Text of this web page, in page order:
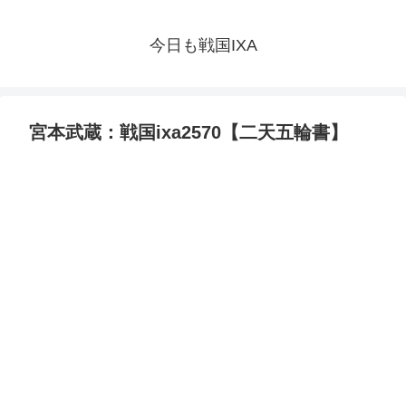
今日も戦国IXA
宮本武蔵：戦国ixa2570【二天五輪書】